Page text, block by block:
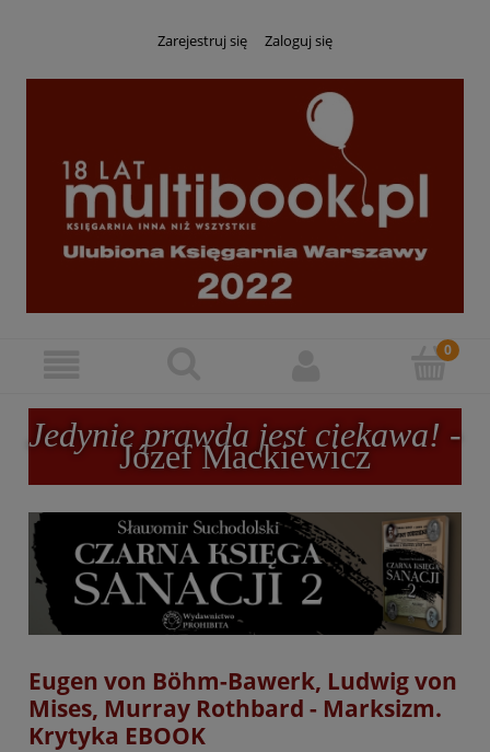
Zarejestruj się Zaloguj się
Jedynie prawda jest ciekawa! -
Józef Mackiewicz
Eugen von Böhm-Bawerk, Ludwig von
Mises, Murray Rothbard - Marksizm.
Krytyka EBOOK